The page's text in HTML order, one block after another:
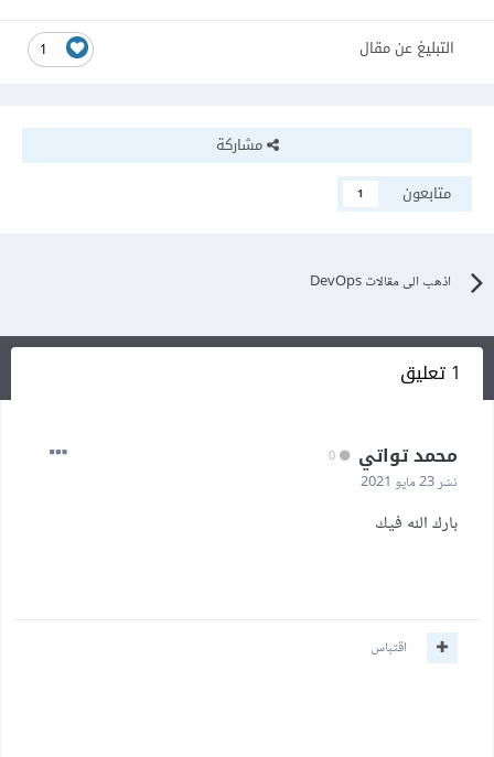
1 التبليغ عن مقال
مشاركة
متابعون
1
اذهب الى مقالات DevOps
1 تعليق
محمد تواتي
نشر23 مايو 2021
بارك الله فيك
اقتباس